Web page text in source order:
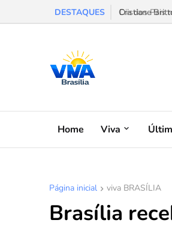
DESTAQUES Dia dos Pais
Home Viva
Página inicial viva BRASÍLIA
Brasília